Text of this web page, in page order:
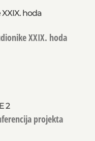
hoda
XXIX. hoda
2
projekta